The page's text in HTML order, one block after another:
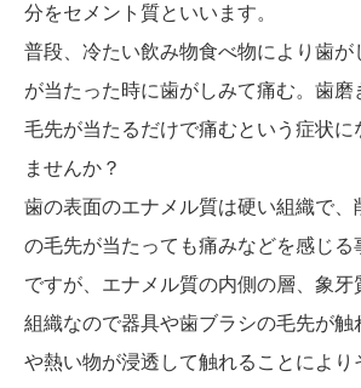
分をセメント質といいます。
普段、冷たい飲み物食べ物により歯が
が当たった時に歯がしみて痛む。歯磨
毛先が当たるだけで痛むという症状に
ませんか？
歯の表面のエナメル質は硬い組織で、
の毛先が当たっても痛みなどを感じる
ですが、エナメル質の内側の層、象牙
組織なので器具や歯ブラシの毛先が触
や熱い物が浸透して触れることにより